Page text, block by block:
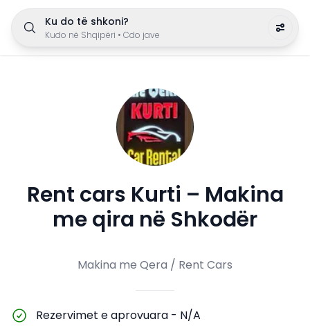
Ku do të shkoni?
Kudo në Shqipëri • Cdo jave
Rent cars Kurti – Makina
me qira në Shkodër
Makina me Qera / Rent Cars
Rezervimet e aprovuara - N/A